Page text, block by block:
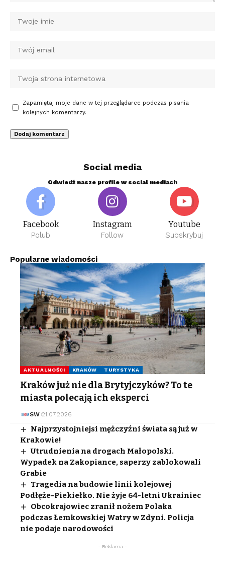
Zapamiętaj moje dane w tej przeglądarce podczas pisania
kolejnych komentarzy.
Social media
Odwiedź nasze profile w social mediach
Facebook
Polub
Instagram
Follow
Youtube
Subskrybuj
Popularne wiadomości
AKTUALNOŚCI KRAKÓW TURYSTYKA
Kraków już nie dla Brytyjczyków? To te
miasta polecają ich eksperci
SW 21.07.2026
Najprzystojniejsi mężczyźni świata są już w
Krakowie!
Utrudnienia na drogach Małopolski.
Wypadek na Zakopiance, saperzy zablokowali
Grabie
Tragedia na budowie linii kolejowej
Podłęże-Piekiełko. Nie żyje 64-letni Ukrainiec
Obcokrajowiec zranił nożem Polaka
podczas Łemkowskiej Watry w Zdyni. Policja
nie podaje narodowości
- Reklama -